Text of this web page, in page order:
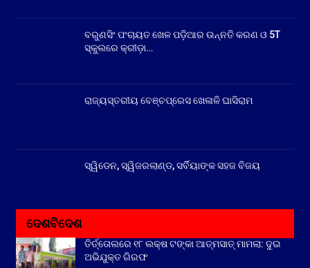
ବରୁଣସିଂ ପଂଚାୟତ ଖେଳ ପଡ଼ିଆର ଉନ୍ନତି କରଣ ଓ 5T
ସ୍କୁଲରେ କ୍ରୀଡ଼ା…
ରାଜ୍ୟସ୍ତରୀୟ ବେଞ୍ଚପ୍ରେସ ଖେଳାଳି ଘାସିରାମ
ସ୍ୱିଡେନ, ସ୍ୱିଜରଲାଣ୍ଡ, ସର୍ବିୟାଙ୍କ ସହଜ ବିଜୟ
ଦେଶବିଦେଶ
ତିର୍ତ୍ତୋଲରେ ୧୮ ଲକ୍ଷ ଟଙ୍କା ଆତ୍ମସାତ୍ ମାମଲା: ଦୁଇ
ଅଭିଯୁକ୍ତ ଗିରଫ